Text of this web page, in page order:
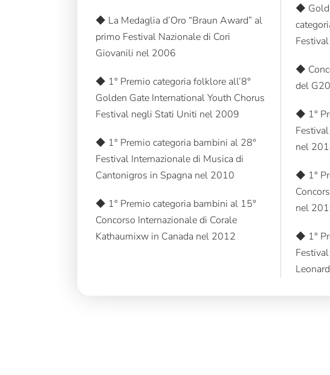
◆ La Medaglia d’Oro “Braun Award” al
primo Festival Nazionale di Cori
Giovanili nel 2006
◆ 1° Premio categoria folklore all’8°
Golden Gate International Youth Chorus
Festival negli Stati Uniti nel 2009
◆ 1° Premio categoria bambini al 28°
Festival Internazionale di Musica di
Cantonigros in Spagna nel 2010
◆ 1° Premio categoria bambini al 15°
Concorso Internazionale di Corale
Kathaumixw in Canada nel 2012
◆ Gold
◆
del
◆ 1°
nel
◆ 1°
nel
◆ 1°